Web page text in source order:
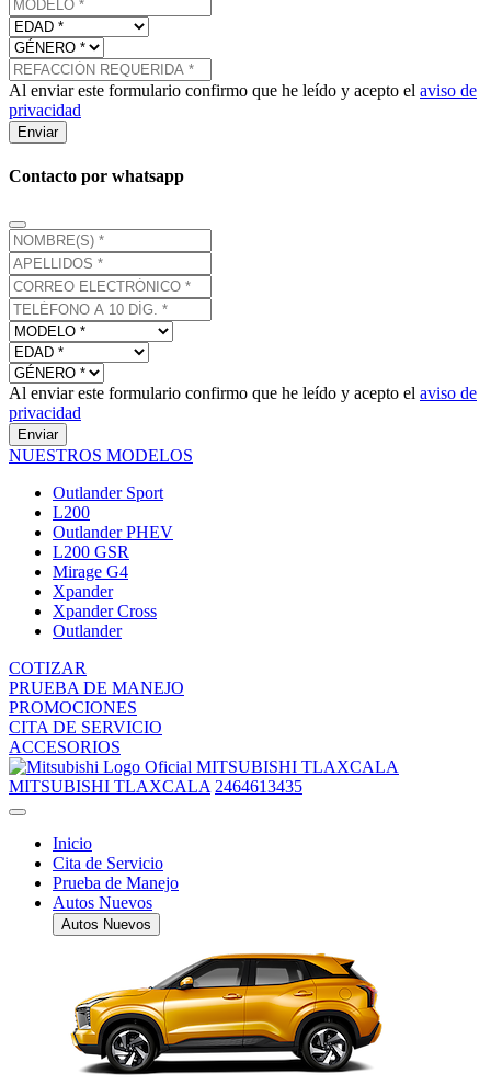
Al enviar este formulario confirmo que he leído y acepto el aviso de
privacidad
Enviar
Contacto por whatsapp
Al enviar este formulario confirmo que he leído y acepto el aviso de
privacidad
Enviar
NUESTROS MODELOS
Outlander Sport
L200
Outlander PHEV
L200 GSR
Mirage G4
Xpander
Xpander Cross
Outlander
COTIZAR
PRUEBA DE MANEJO
PROMOCIONES
CITA DE SERVICIO
ACCESORIOS
MITSUBISHI TLAXCALA
MITSUBISHI TLAXCALA 2464613435
Inicio
Cita de Servicio
Prueba de Manejo
Autos Nuevos
Autos Nuevos